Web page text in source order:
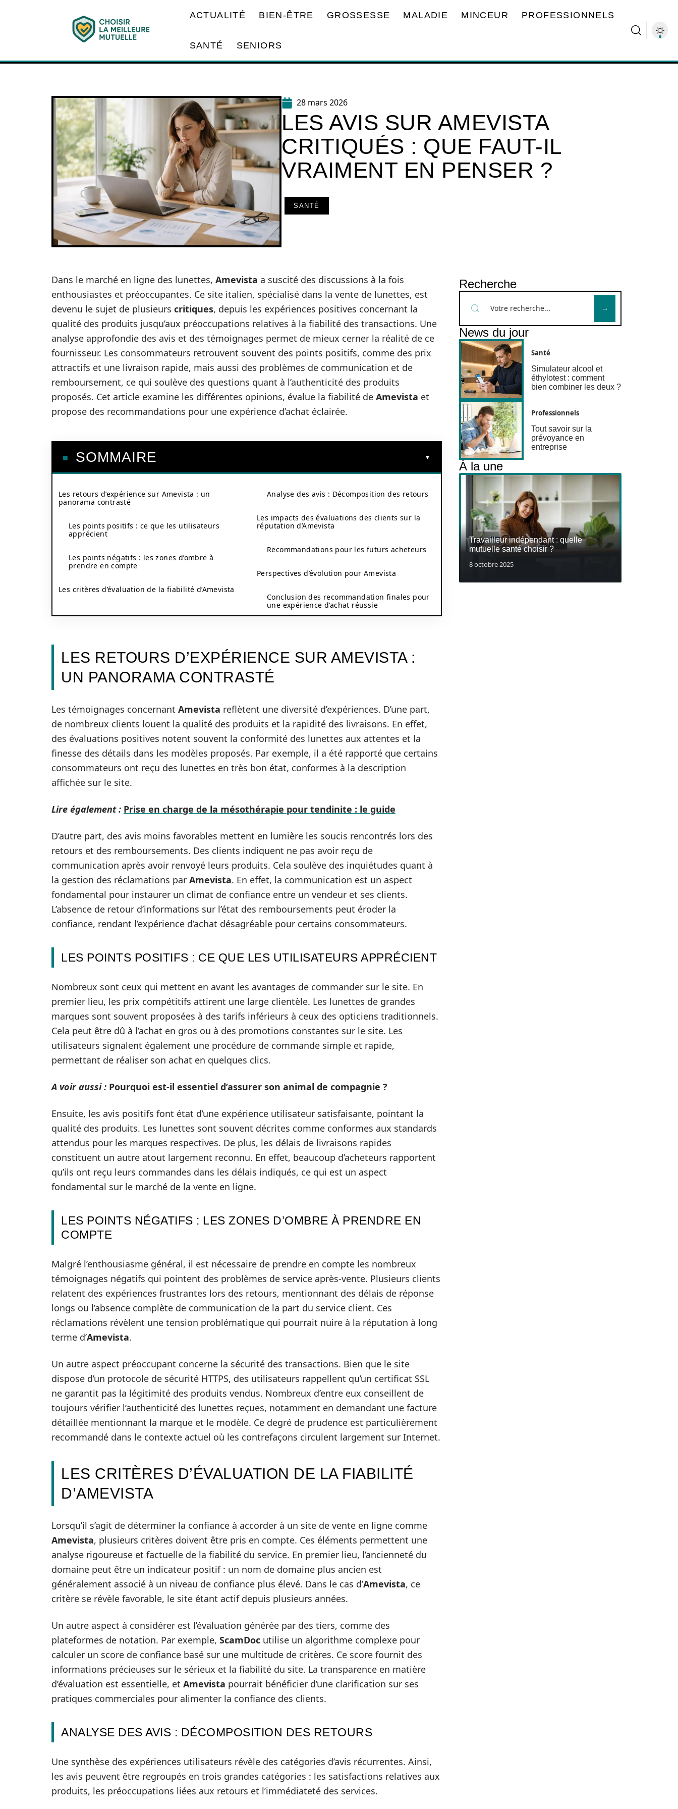
ACTUALITÉ BIEN-ÊTRE GROSSESSE MALADIE MINCEUR PROFESSIONNELS
SANTÉ SENIORS
28 mars 2026
LES AVIS SUR AMEVISTA
CRITIQUÉS : QUE FAUT-IL
VRAIMENT EN PENSER ?
SANTÉ
Dans le marché en ligne des lunettes, Amevista a suscité des discussions à la fois
enthousiastes et préoccupantes. Ce site italien, spécialisé dans la vente de lunettes, est
devenu le sujet de plusieurs critiques, depuis les expériences positives concernant la
qualité des produits jusqu’aux préoccupations relatives à la fiabilité des transactions. Une
analyse approfondie des avis et des témoignages permet de mieux cerner la réalité de ce
fournisseur. Les consommateurs retrouvent souvent des points positifs, comme des prix
attractifs et une livraison rapide, mais aussi des problèmes de communication et de
remboursement, ce qui soulève des questions quant à l’authenticité des produits
proposés. Cet article examine les différentes opinions, évalue la fiabilité de Amevista et
propose des recommandations pour une expérience d’achat éclairée.
SOMMAIRE
Les retours d’expérience sur Amevista : un
panorama contrasté
Les points positifs : ce que les utilisateurs
apprécient
Les points négatifs : les zones d’ombre à
prendre en compte
Les critères d’évaluation de la fiabilité d’Amevista
Analyse des avis : Décomposition des retours
Les impacts des évaluations des clients sur la
réputation d’Amevista
Recommandations pour les futurs acheteurs
Perspectives d’évolution pour Amevista
Conclusion des recommandation finales pour
une expérience d’achat réussie
LES RETOURS D’EXPÉRIENCE SUR AMEVISTA :
UN PANORAMA CONTRASTÉ
Les témoignages concernant Amevista reflètent une diversité d’expériences. D’une part,
de nombreux clients louent la qualité des produits et la rapidité des livraisons. En effet,
des évaluations positives notent souvent la conformité des lunettes aux attentes et la
finesse des détails dans les modèles proposés. Par exemple, il a été rapporté que certains
consommateurs ont reçu des lunettes en très bon état, conformes à la description
affichée sur le site.
Lire également : Prise en charge de la mésothérapie pour tendinite : le guide
D’autre part, des avis moins favorables mettent en lumière les soucis rencontrés lors des
retours et des remboursements. Des clients indiquent ne pas avoir reçu de
communication après avoir renvoyé leurs produits. Cela soulève des inquiétudes quant à
la gestion des réclamations par Amevista. En effet, la communication est un aspect
fondamental pour instaurer un climat de confiance entre un vendeur et ses clients.
L’absence de retour d’informations sur l’état des remboursements peut éroder la
confiance, rendant l’expérience d’achat désagréable pour certains consommateurs.
LES POINTS POSITIFS : CE QUE LES UTILISATEURS APPRÉCIENT
Nombreux sont ceux qui mettent en avant les avantages de commander sur le site. En
premier lieu, les prix compétitifs attirent une large clientèle. Les lunettes de grandes
marques sont souvent proposées à des tarifs inférieurs à ceux des opticiens traditionnels.
Cela peut être dû à l’achat en gros ou à des promotions constantes sur le site. Les
utilisateurs signalent également une procédure de commande simple et rapide,
permettant de réaliser son achat en quelques clics.
A voir aussi : Pourquoi est-il essentiel d’assurer son animal de compagnie ?
Ensuite, les avis positifs font état d’une expérience utilisateur satisfaisante, pointant la
qualité des produits. Les lunettes sont souvent décrites comme conformes aux standards
attendus pour les marques respectives. De plus, les délais de livraisons rapides
constituent un autre atout largement reconnu. En effet, beaucoup d’acheteurs rapportent
qu’ils ont reçu leurs commandes dans les délais indiqués, ce qui est un aspect
fondamental sur le marché de la vente en ligne.
LES POINTS NÉGATIFS : LES ZONES D’OMBRE À PRENDRE EN
COMPTE
Malgré l’enthousiasme général, il est nécessaire de prendre en compte les nombreux
témoignages négatifs qui pointent des problèmes de service après-vente. Plusieurs clients
relatent des expériences frustrantes lors des retours, mentionnant des délais de réponse
longs ou l’absence complète de communication de la part du service client. Ces
réclamations révèlent une tension problématique qui pourrait nuire à la réputation à long
terme d’Amevista.
Un autre aspect préoccupant concerne la sécurité des transactions. Bien que le site
dispose d’un protocole de sécurité HTTPS, des utilisateurs rappellent qu’un certificat SSL
ne garantit pas la légitimité des produits vendus. Nombreux d’entre eux conseillent de
toujours vérifier l’authenticité des lunettes reçues, notamment en demandant une facture
détaillée mentionnant la marque et le modèle. Ce degré de prudence est particulièrement
recommandé dans le contexte actuel où les contrefaçons circulent largement sur Internet.
LES CRITÈRES D’ÉVALUATION DE LA FIABILITÉ
D’AMEVISTA
Lorsqu’il s’agit de déterminer la confiance à accorder à un site de vente en ligne comme
Amevista, plusieurs critères doivent être pris en compte. Ces éléments permettent une
analyse rigoureuse et factuelle de la fiabilité du service. En premier lieu, l’ancienneté du
domaine peut être un indicateur positif : un nom de domaine plus ancien est
généralement associé à un niveau de confiance plus élevé. Dans le cas d’Amevista, ce
critère se révèle favorable, le site étant actif depuis plusieurs années.
Un autre aspect à considérer est l’évaluation générée par des tiers, comme des
plateformes de notation. Par exemple, ScamDoc utilise un algorithme complexe pour
calculer un score de confiance basé sur une multitude de critères. Ce score fournit des
informations précieuses sur le sérieux et la fiabilité du site. La transparence en matière
d’évaluation est essentielle, et Amevista pourrait bénéficier d’une clarification sur ses
pratiques commerciales pour alimenter la confiance des clients.
ANALYSE DES AVIS : DÉCOMPOSITION DES RETOURS
Une synthèse des expériences utilisateurs révèle des catégories d’avis récurrentes. Ainsi,
les avis peuvent être regroupés en trois grandes catégories : les satisfactions relatives aux
produits, les préoccupations liées aux retours et l’immédiateté des services.
Recherche
News du jour
Santé
Simulateur alcool et
éthylotest : comment
bien combiner les deux ?
Professionnels
Tout savoir sur la
prévoyance en
entreprise
À la une
Travailleur indépendant : quelle
mutuelle santé choisir ?
8 octobre 2025